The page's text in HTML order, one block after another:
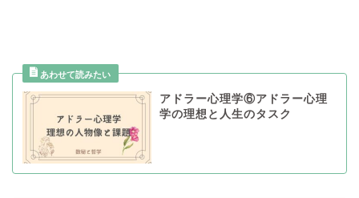
アドラー心理学⑥アドラー心理
学の理想と人生のタスク